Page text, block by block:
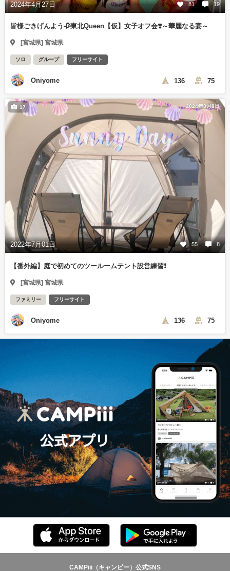
2024年4月27日 81 19
皆様ごきげんよう🥀東北Queen【仮】女子オフ会❣️～華麗なる宴～
[宮城県] 宮城県
ソロ グループ フリーサイト
Oniyome 136 75
2024年3月8日
2022年7月01日 55 8
17
【番外編】庭で初めてのツールームテント設営練習❗️
[宮城県] 宮城県
ファミリー フリーサイト
Oniyome 136 75
CAMPiii（キャンピー）公式SNS